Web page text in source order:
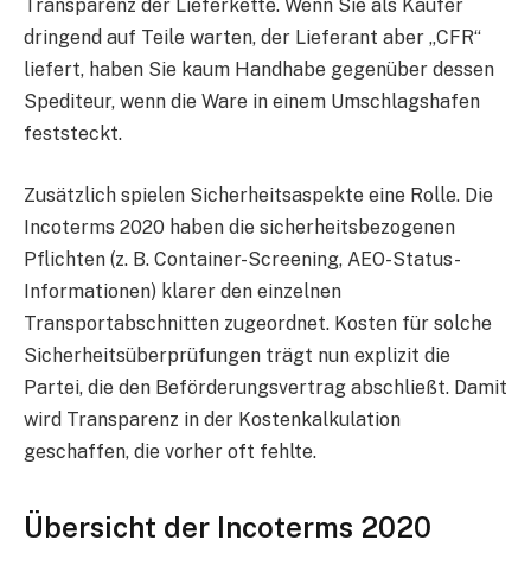
Transparenz der Lieferkette. Wenn Sie als Käufer
dringend auf Teile warten, der Lieferant aber „CFR“
liefert, haben Sie kaum Handhabe gegenüber dessen
Spediteur, wenn die Ware in einem Umschlagshafen
feststeckt.
Zusätzlich spielen Sicherheitsaspekte eine Rolle. Die
Incoterms 2020 haben die sicherheitsbezogenen
Pflichten (z. B. Container-Screening, AEO-Status-
Informationen) klarer den einzelnen
Transportabschnitten zugeordnet. Kosten für solche
Sicherheitsüberprüfungen trägt nun explizit die
Partei, die den Beförderungsvertrag abschließt. Damit
wird Transparenz in der Kostenkalkulation
geschaffen, die vorher oft fehlte.
Übersicht der Incoterms 2020